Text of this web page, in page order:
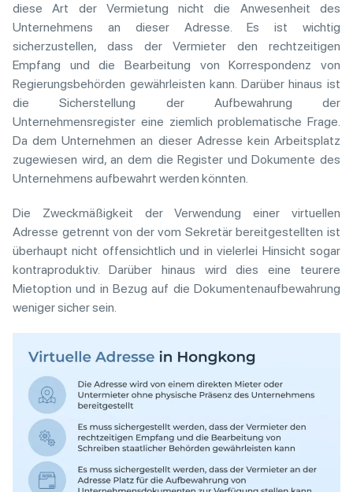
diese Art der Vermietung nicht die Anwesenheit des
Unternehmens an dieser Adresse. Es ist wichtig
sicherzustellen, dass der Vermieter den rechtzeitigen
Empfang und die Bearbeitung von Korrespondenz von
Regierungsbehörden gewährleisten kann. Darüber hinaus ist
die Sicherstellung der Aufbewahrung der
Unternehmensregister eine ziemlich problematische Frage.
Da dem Unternehmen an dieser Adresse kein Arbeitsplatz
zugewiesen wird, an dem die Register und Dokumente des
Unternehmens aufbewahrt werden könnten.
Die Zweckmäßigkeit der Verwendung einer virtuellen
Adresse getrennt von der vom Sekretär bereitgestellten ist
überhaupt nicht offensichtlich und in vielerlei Hinsicht sogar
kontraproduktiv. Darüber hinaus wird dies eine teurere
Mietoption und in Bezug auf die Dokumentenaufbewahrung
weniger sicher sein.